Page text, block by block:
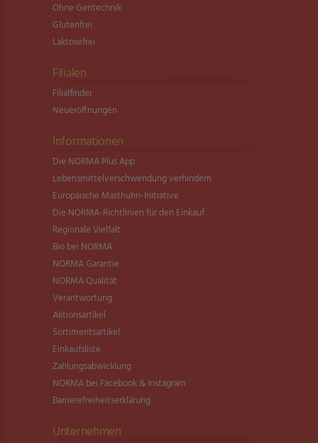
Ohne Gentechnik
Glutenfrei
Laktosefrei
Filialen
Filialfinder
Neueröffnungen
Informationen
Die NORMA Plus App
Lebensmittel­verschwendung verhindern
Europäische Masthuhn-Initiative
Die NORMA-Richtlinien für den Einkauf
Regionale Vielfalt
Bio bei NORMA
NORMA Garantie
NORMA Qualität
Verantwortung
Aktionsartikel
Sortimentsartikel
Einkaufsliste
Zahlungsabwicklung
NORMA bei Facebook & Instagram
Barrierefreiheitserklärung
Unternehmen